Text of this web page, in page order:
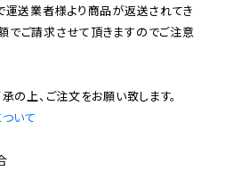
送業者様より商品が返送されてき
ご請求させて頂きますのでご注意
いて